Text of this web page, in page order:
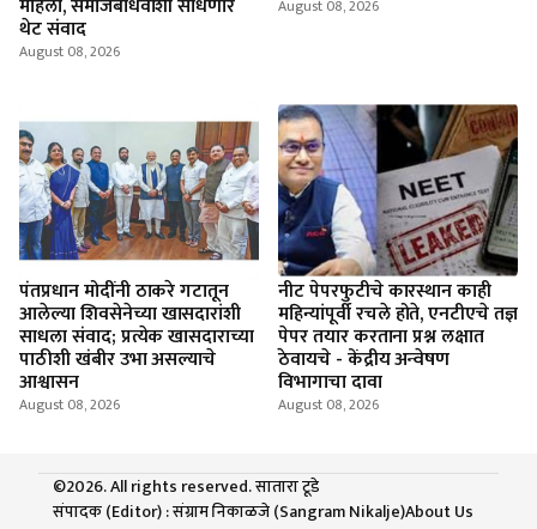
महिला, समाजबांधवांशी साधणार
थेट संवाद
August 08, 2026
August 08, 2026
पंतप्रधान मोदींनी ठाकरे गटातून
आलेल्या शिवसेनेच्या खासदारांशी
साधला संवाद; प्रत्येक खासदाराच्या
पाठीशी खंबीर उभा असल्याचे
आश्वासन
August 08, 2026
नीट पेपरफुटीचे कारस्थान काही
महिन्यांपूर्वी रचले होते, एनटीएचे तज्ञ
पेपर तयार करताना प्रश्न लक्षात
ठेवायचे - केंद्रीय अन्वेषण
विभागाचा दावा
August 08, 2026
©2026. All rights reserved. सातारा टूडे
संपादक (Editor) : संग्राम निकाळजे (Sangram Nikalje)About Us